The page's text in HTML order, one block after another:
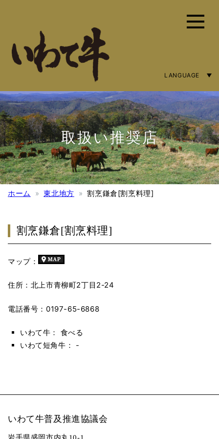
LANGUAGE
取扱い推奨店
ホーム 東北地方 割烹鎌倉[割烹料理]
割烹鎌倉[割烹料理]
マップ：
住所：北上市青柳町2丁目2-24
電話番号：0197-65-6868
いわて牛： 食べる
いわて短角牛： -
いわて牛普及推進協議会